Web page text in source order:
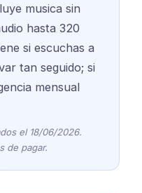
musica sin
hasta 320
si escuchas a
tan seguido; si
mensual
el 18/06/2026.
de pagar.